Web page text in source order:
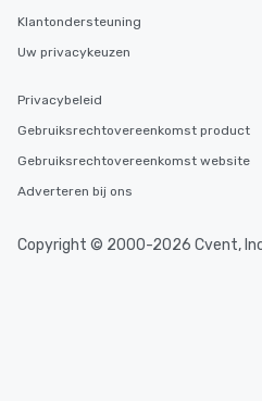
Klantondersteuning
Uw privacykeuzen
Privacybeleid
Gebruiksrechtovereenkomst product
Gebruiksrechtovereenkomst website
Adverteren bij ons
Copyright © 2000-2026 Cvent,